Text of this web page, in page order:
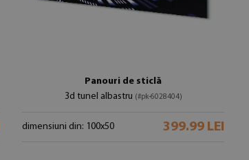
Panouri de sticlă
3d tunel albastru (#pk-6028404)
dimensiuni din: 100x50 399.99 LEI